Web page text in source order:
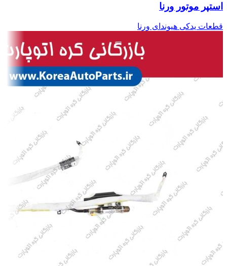
استپر موتور ورنا
قطعات یدکی هیوندای ورنا